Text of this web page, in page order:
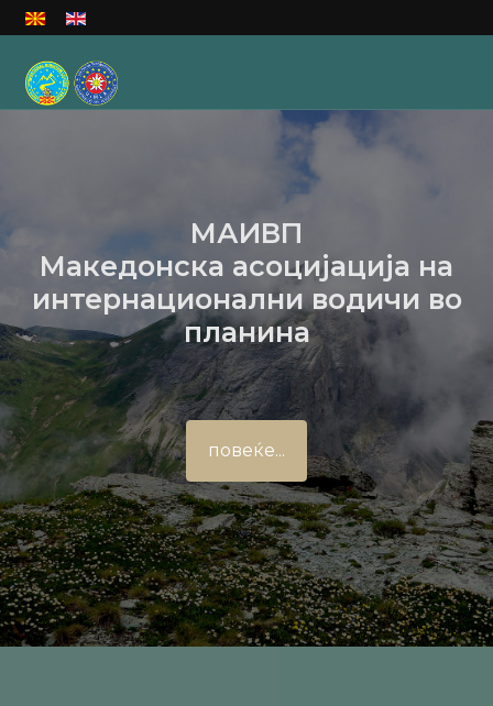
Изберете го вашиот јазик
МАИВП
Македонска асоцијација на
интернационални водичи во
планина
повеќе...